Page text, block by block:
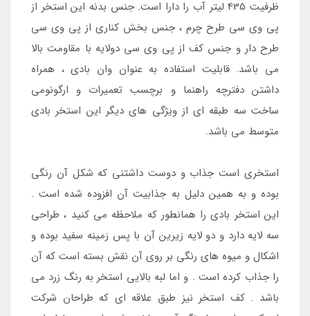
ظرفیت 435 لیتر آب را دارا است. جنس بدنه این استخر از
پی وی سی طرح چرم ، جنس بخش کناری از پی وی سی
طرح دار و جنس کف از پی وی سی دولایه با مقاومت بالا
می باشد. قابلیت استفاده به عنوان وان بادی ، همراه
داشتن دفترچه راهنما و برچسب تعمیرات و ارگونومی
ساخت سه طبقه ای از ویژگی های دیگر این استخر بادی
متوسط می باشد.
استخری است جذاب و دوست داشتنی که شکل آن رنگی
بوده و به همین دلیل به جذابیت آن افزوده شده است .
این استخر بادی را همانطور که ملاحظه می کنید ، طراحی
سه لایه دارد و دو لایه زیرین آن با پس زمینه سفید بوده و
اشکال و میوه های رنگی بر روی آن نقش بسته است که آن
را جذاب کرده است . و اما لبه بالایی استخر به رنگ زرد می
باشد . کف استخر نیز طبق علاقه ای که طراحان شرکت